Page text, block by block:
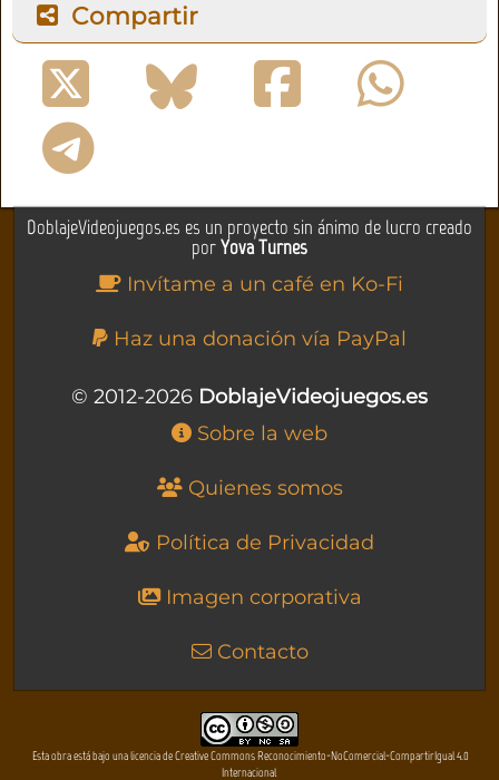
Compartir
DoblajeVideojuegos.es es un proyecto sin ánimo de lucro creado
porYova Turnes
Invítame a un café en Ko-Fi
Haz una donación vía PayPal
© 2012-2026 DoblajeVideojuegos.es
Sobre la web
Quienes somos
Política de Privacidad
Imagen corporativa
Contacto
Esta obra está bajo una licencia de Creative Commons Reconocimiento-NoComercial-CompartirIgual 4.0
Internacional